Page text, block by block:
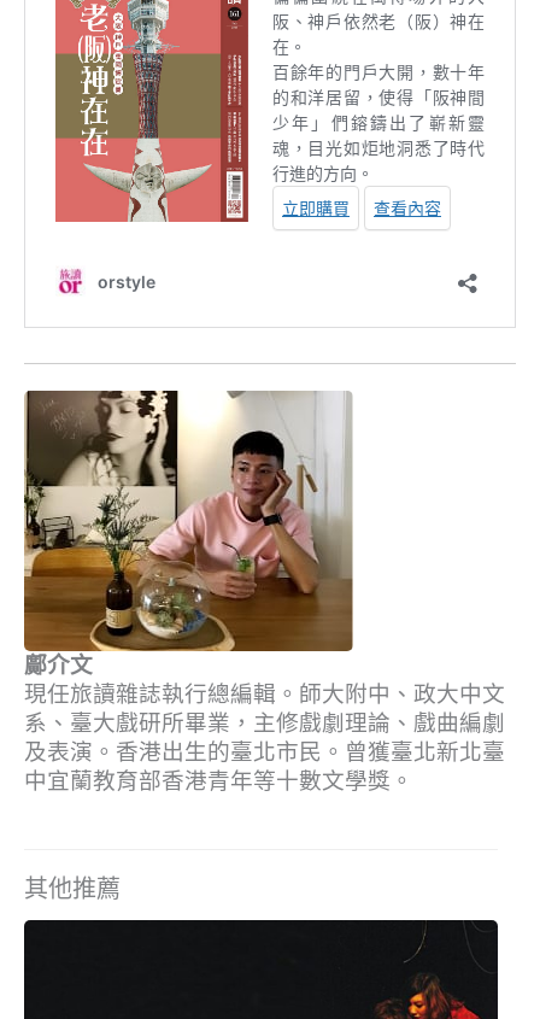
鄺介文
現任旅讀雜誌執行總編輯。師大附中、政大中文
系、臺大戲研所畢業，主修戲劇理論、戲曲編劇
及表演。香港出生的臺北市民。曾獲臺北新北臺
中宜蘭教育部香港青年等十數文學獎。
其他推薦